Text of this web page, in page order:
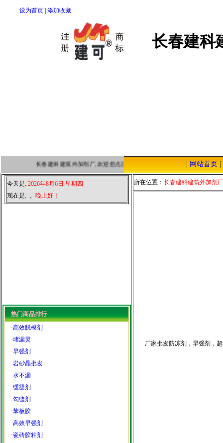
设为首页 添加收藏
长春建科建筑外加剂厂,欢迎您点击本站，我们将以优质的服务，低廉的
网站首页|
长春建科
今天是: 2026年8月6日 星期四
现在是: ， 晚上好！
热门商品排行
·高效脱模剂
·堵漏灵
·早强剂
·岩砂晶批发
·水不漏
·缓凝剂
·勾缝剂
·苯板胶
·高效早强剂
·瓷砖胶粘剂
所在位置： 长春建科建筑外加剂厂
厂家批发防冻剂，早强剂，